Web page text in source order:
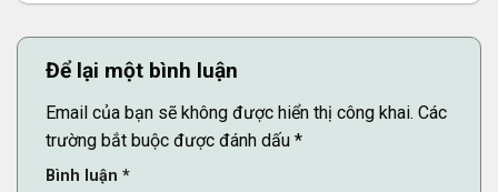
Để lại một bình luận
Email của bạn sẽ không được hiển thị công khai. Các
trường bắt buộc được đánh dấu *
Bình luận *